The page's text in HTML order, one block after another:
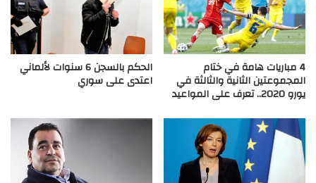
4 مباريات هامة في ختام
المجموعتين الثانية والثالثة في
يورو 2020.. تعرف على المواعيد
الحكم بالسجن 6 سنوات لألماني
اعتدى على سوري